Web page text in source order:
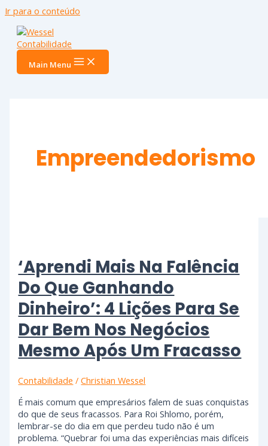
Ir para o conteúdo
Main Menu
Empreendedorismo
‘Aprendi Mais Na Falência
Do Que Ganhando
Dinheiro’: 4 Lições Para Se
Dar Bem Nos Negócios
Mesmo Após Um Fracasso
Contabilidade /Christian Wessel
É mais comum que empresários falem de suas conquistas
do que de seus fracassos. Para Roi Shlomo, porém,
lembrar-se do dia em que perdeu tudo não é um
problema. “Quebrar foi uma das experiências mais difíceis